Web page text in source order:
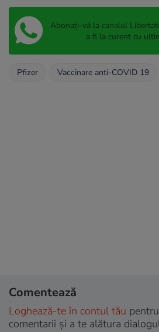
Abonați-vă la canalul
a fi la curent cu
Pfizer Vaccinare anti-COVID 19
Comentează
Loghează-te în contul tău
comentarii și a te alătura